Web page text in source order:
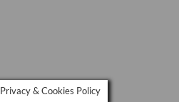
Privacy & Cookies Policy